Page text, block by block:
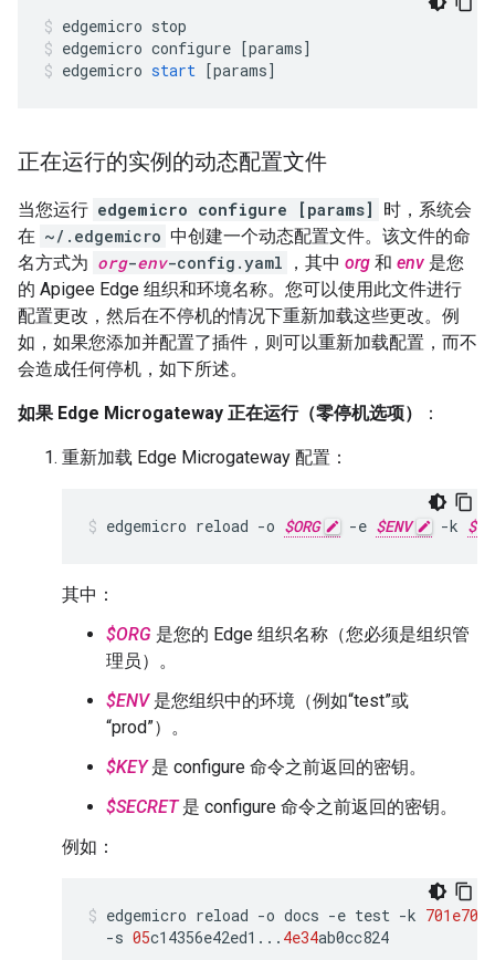
edgemicro stop
edgemicro configure [params]
edgemicro start [params]
正在运行的实例的动态配置文件
当您运行 edgemicro configure [params]
时，系统会
在 ~/.edgemicro 中创建一个动态配置文件。该文件的命
名方式为 org-env-config.yaml ，其中 org 和 env 是您
的 Apigee Edge 组织和环境名称。您可以使用此文件进行
配置更改，然后在不停机的情况下重新加载这些更改。例
如，如果您添加并配置了插件，则可以重新加载配置，而不
会造成任何停机，如下所述。
如果 Edge Microgateway 正在运行（零停机选项） ：
重新加载 Edge Microgateway 配置：
edgemicro reload -o $ORG -e $ENV -k
其中：
$ORG 是您的 Edge 组织名称（您必须是组织管
理员）。
$ENV是您组织中的环境（例如“test”或
“prod”）。
$KEY是 configure 命令之前返回的密钥。
$SECRET是 configure 命令之前返回的密钥。
例如：
edgemicro reload -o docs -e test -k 701e70
-s 05c14356e42ed1 ... 4e34ab0cc824